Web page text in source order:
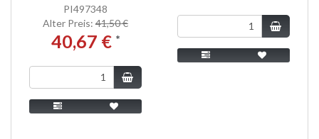
PI497348
Alter Preis: 41,50 €
40,67 € *